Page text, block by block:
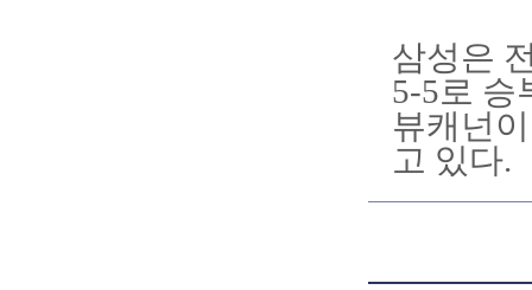
삼성은
5-5로 승
뷰캐넌
고 있다.